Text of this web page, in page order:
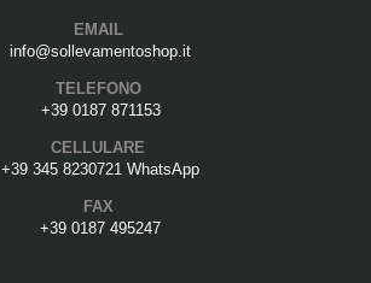
EMAIL
info@sollevamentoshop.it
TELEFONO
+39 0187 871153
CELLULARE
+39 345 8230721 WhatsApp
FAX
+39 0187 495247